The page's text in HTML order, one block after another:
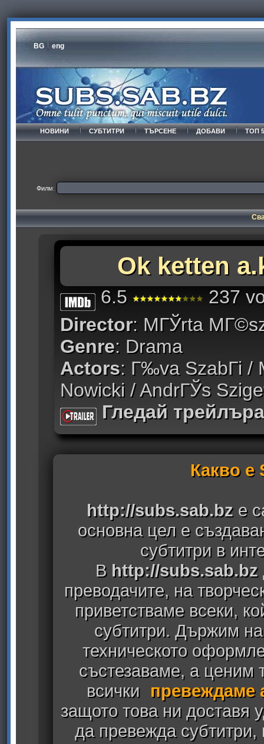
BG eng
НОВИНИ СУБТИТРИ ТЪРСЕНЕ ДОБАВИ ТОП
Филм:
Ok ketten
6.5
237
Director: MГЎrta
Genre: Drama
Actors: Г‰va SzabГі /
Nowicki / AndrГЎs
Гледай трейлъра
Какво е
http://subs.sab.bz е
основна цел е
субтитри в
В http://subs.sab.bz
преводачите, на
приветстваме всеки,
субтитри. Държим
техническото
състезаваме, а ценим
всички
превеждаме
защото това ни доставя
да превежда